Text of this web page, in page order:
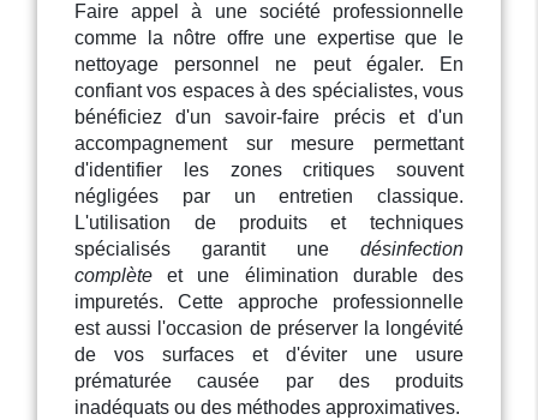
Faire appel à une société professionnelle
comme la nôtre offre une expertise que le
nettoyage personnel ne peut égaler. En
confiant vos espaces à des spécialistes, vous
bénéficiez d'un savoir-faire précis et d'un
accompagnement sur mesure permettant
d'identifier les zones critiques souvent
négligées par un entretien classique.
L'utilisation de produits et techniques
spécialisés garantit une désinfection
complète et une élimination durable des
impuretés. Cette approche professionnelle
est aussi l'occasion de préserver la longévité
de vos surfaces et d'éviter une usure
prématurée causée par des produits
inadéquats ou des méthodes approximatives.